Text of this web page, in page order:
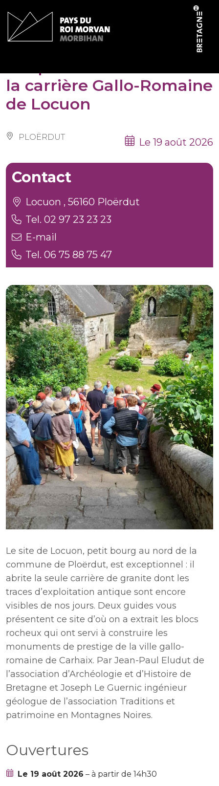
la carrière Gallo-Romaine
de Locuon
PLOËRDUT Le 19 août 2026
Le site de Locuon, petit bourg au nord de la
commune de Ploërdut, est exceptionnel : il
abrite la seule carrière de granite dont les
traces d’exploitation antique sont encore
visibles de nos jours. Deux guides vous
présentent ce site d’où on a extrait les blocs
rocheux qui ont servi à construire les
monuments de prestige de la ville gallo-
romaine de Carhaix. Par Jean-Paul Eludut de
l’association d’Archéologie et d’Histoire de
Bretagne et Joseph Le Guernic ingénieur
géologue de l’association Traditions et
patrimoine en Montagnes Noires.
Ouvertures
Le 19 août 2026 – à partir de 14h30
Contact
Locuon , 56160 Ploërdut
Tel. 02 97 23 23 23
E-mail
Tel. 06 75 88 75 47